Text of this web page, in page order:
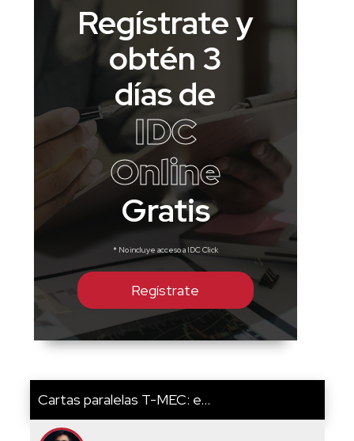
Regístrate y
obtén 3
días de
IDC
Online
Gratis
* No incluye acceso a IDC Click
Regístrate
Cartas paralelas T-MEC: e...